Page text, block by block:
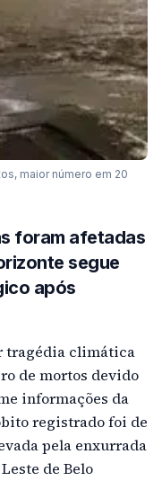
maior número em 20
foram afetadas
segue
após
tragédia climática
de mortos devido
informações da
registrado foi de
pela enxurrada
de Belo